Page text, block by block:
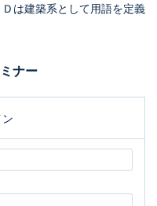
は建築系として用語を定義
ナー